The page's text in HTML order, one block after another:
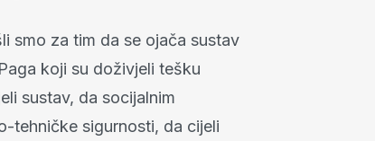
smo za tim da se ojača sustav
koji su doživjeli tešku
sustav, da socijalnim
tehničke sigurnosti, da cijeli